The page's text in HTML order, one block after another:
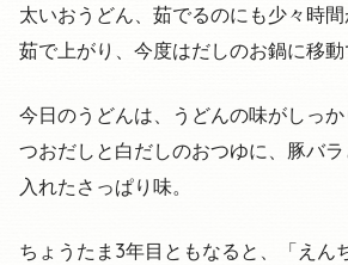
太いおうどん、茹でるのにも少々時間
茹で上がり、今度はだしのお鍋に移動
今日のうどんは、うどんの味がしっ
つおだしと白だしのおつゆに、豚バ
入れたさっぱり味。
ちょうたま3年目ともなると、「えん